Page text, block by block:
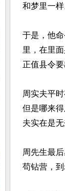
和梦里一
于是，他
里，在里
正值县令
周实夫平
但是哪来
夫实在是
周先生最
苟钻营，